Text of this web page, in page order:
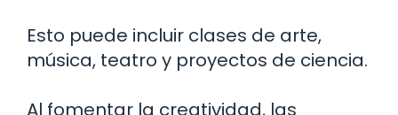
Esto puede incluir clases de arte,
música, teatro y proyectos de ciencia.
Al fomentar la creatividad, las